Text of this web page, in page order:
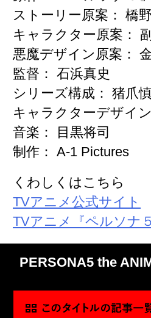
ストーリー原案： 橋
キャラクター原案：
悪魔デザイン原案：
監督： 石浜真史
シリーズ構成： 猪爪
キャラクターデザイ
音楽： 目黒将司
制作： A-1 Pictures
くわしくはこちら
TVアニメ公式サイト
TVアニメ『ペルソナ
PERSONA5 the